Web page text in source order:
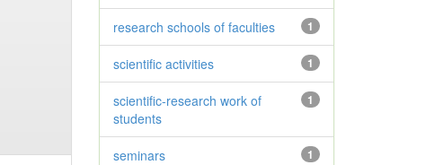
1
research schools of faculties
1
scientific activities
1
scientific-research work of
students
1
seminars